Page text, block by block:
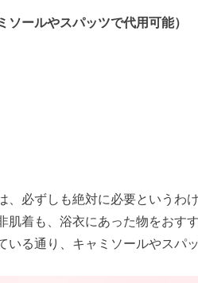
ソールやスパッツで代用可能）
、必ずしも絶対に必要というわ
肌着も、浴衣にあった物をおす
いる通り、キャミソールやスパ